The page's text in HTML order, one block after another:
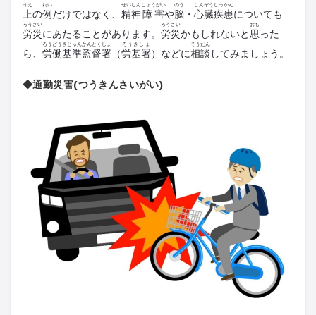
上
うえ
の例
れい
だけではなく、 精神
せいしん
障害
しょうがい
や脳
のう
・ 心臓
しんぞう
疾患
しっかん
についても
労災
ろうさい
にあたることがあります。 労災
ろうさい
かもしれないと 思
おも
った
ら、 労働基準監督署
ろうどうきじゅんかんとくしょ
（労基署
ろうきしょ
）などに相談
そうだん
してみましょう。
◆通勤災害(つうきんさいがい)